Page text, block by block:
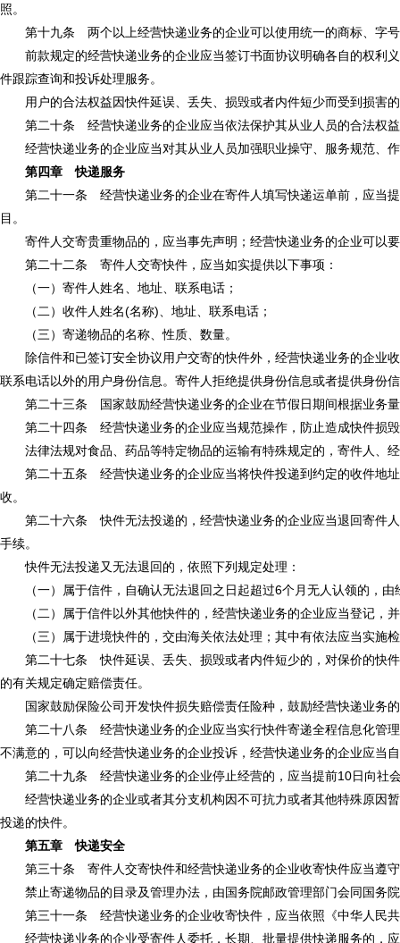
照。
第十九条 两个以上经营快递业务的企业可以使用统一的商标、字号
前款规定的经营快递业务的企业应当签订书面协议明确各自的权利
件跟踪查询和投诉处理服务。
用户的合法权益因快件延误、丢失、损毁或者内件短少而受到损害
第二十条 经营快递业务的企业应当依法保护其从业人员的合法权
经营快递业务的企业应当对其从业人员加强职业操守、服务规范、
第四章 快递服务
第二十一条 经营快递业务的企业在寄件人填写快递运单前，应当提
目。
寄件人交寄贵重物品的，应当事先声明；经营快递业务的企业可以
第二十二条 寄件人交寄快件，应当如实提供以下事项：
（一）寄件人姓名、地址、联系电话；
（二）收件人姓名(名称)、地址、联系电话；
（三）寄递物品的名称、性质、数量。
除信件和已签订安全协议用户交寄的快件外，经营快递业务的企业
联系电话以外的用户身份信息。寄件人拒绝提供身份信息或者提供身份
第二十三条 国家鼓励经营快递业务的企业在节假日期间根据业务量
第二十四条 经营快递业务的企业应当规范操作，防止造成快件损
法律法规对食品、药品等特定物品的运输有特殊规定的，寄件人、
第二十五条 经营快递业务的企业应当将快件投递到约定的收件地址
收。
第二十六条 快件无法投递的，经营快递业务的企业应当退回寄件人
手续。
快件无法投递又无法退回的，依照下列规定处理：
（一）属于信件，自确认无法退回之日起超过6个月无人认领的，由
（二）属于信件以外其他快件的，经营快递业务的企业应当登记，
（三）属于进境快件的，交由海关依法处理；其中有依法应当实施
第二十七条 快件延误、丢失、损毁或者内件短少的，对保价的快件
的有关规定确定赔偿责任。
国家鼓励保险公司开发快件损失赔偿责任险种，鼓励经营快递业务
第二十八条 经营快递业务的企业应当实行快件寄递全程信息化管理
不满意的，可以向经营快递业务的企业投诉，经营快递业务的企业应当
第二十九条 经营快递业务的企业停止经营的，应当提前10日向社会
经营快递业务的企业或者其分支机构因不可抗力或者其他特殊原因
投递的快件。
第五章 快递安全
第三十条 寄件人交寄快件和经营快递业务的企业收寄快件应当遵守
禁止寄递物品的目录及管理办法，由国务院邮政管理部门会同国务
第三十一条 经营快递业务的企业收寄快件，应当依照《中华人民共
经营快递业务的企业受寄件人委托，长期、批量提供快递服务的，